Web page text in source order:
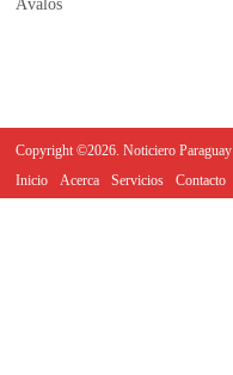
Copyright ©2026. Noticiero Paraguay
Inicio
Acerca Servicios Contacto